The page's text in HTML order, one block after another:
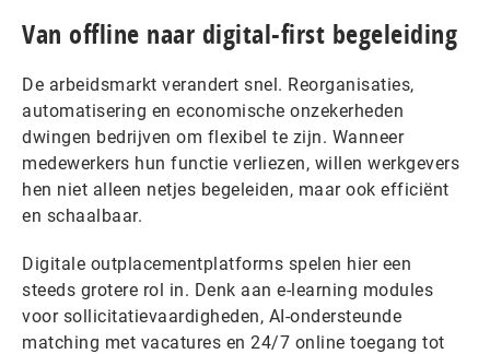
Van offline naar digital-first begeleiding
De arbeidsmarkt verandert snel. Reorganisaties,
automatisering en economische onzekerheden
dwingen bedrijven om flexibel te zijn. Wanneer
medewerkers hun functie verliezen, willen werkgevers
hen niet alleen netjes begeleiden, maar ook efficiënt
en schaalbaar.
Digitale outplacementplatforms spelen hier een
steeds grotere rol in. Denk aan e-learning modules
voor sollicitatievaardigheden, AI-ondersteunde
matching met vacatures en 24/7 online toegang tot